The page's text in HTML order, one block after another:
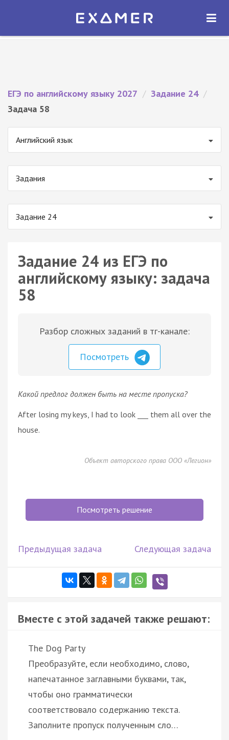
Экзамер — ЕГЭ 2027
ОТКРЫТЬ
ЕГЭ по английскому языку 2027 / Задание 24 /
Задача 58
Английский язык
Задания
Задание 24
Задание 24 из ЕГЭ по
английскому языку: задача
58
Разбор сложных заданий в тг-канале:
Посмотреть
Какой предлог должен быть на месте пропуска?
After losing my keys, I had to look ___ them all over the
house.
Объект авторского права ООО «Легион»
Посмотреть решение
Предыдущая задача Следующая задача
Вместе с этой задачей также решают:
The Dog Party
Преобразуйте, если необходимо, слово,
напечатанное заглавными буквами, так,
чтобы оно грамматически
соответствовало содержанию текста.
Заполните пропуск полученным сло…